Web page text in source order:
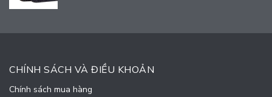
CHÍNH SÁCH VÀ ĐIỀU KHOẢN
Chính sách mua hàng